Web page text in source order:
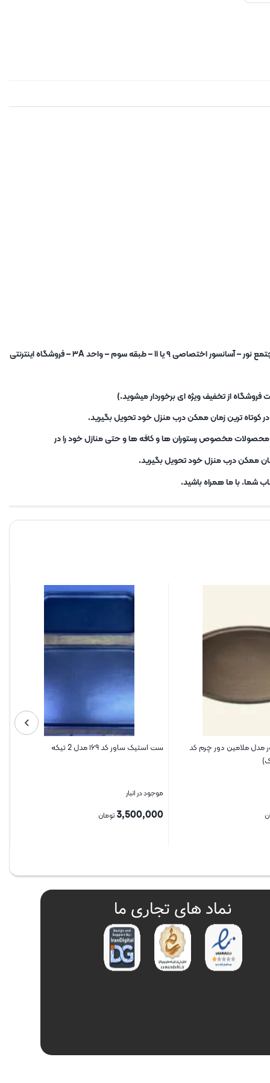
شما برای خرید حضوری نیز میتوانید به فروشگاه در آدرس : تهران – میدان شوش – خیابان صابونیان – خیابان دشتبان زاده – مجتمع نور – آسانسور اختصاصی ۹ یا ۱۱ – طبقه سوم – واحد ۳A – فروشگاه اینترنتی
از تخفیف ویژه ای برخوردار میشوید.)
کوتاه ترین زمان ممکن درب منزل خود تحویل بگیرید.
محصولات مخصوص رستوران ها و کافه ها و حتی منازل خود را در
ممکن درب منزل خود تحویل بگیرید.
شما. با ما همراه باشید.
ملامین دور چرم کد
ست استیک ساور کد ۱۶۹ مدل 2 تیکه
موجود در انبار
3,500,000 تومان
نماد های تجاری ما